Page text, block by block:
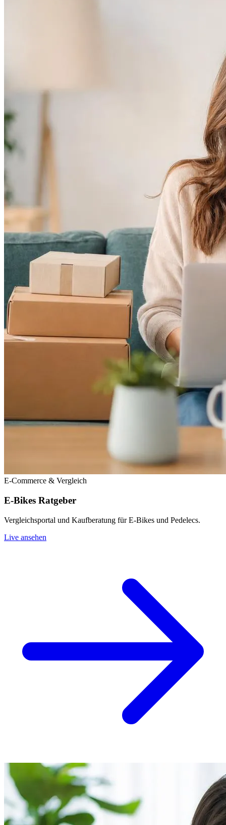
E-Commerce & Vergleich
E-Bikes Ratgeber
Vergleichsportal und Kaufberatung für E-Bikes und Pedelecs.
Live ansehen